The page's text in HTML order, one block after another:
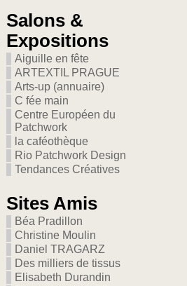
Salons &
Expositions
Aiguille en fête
ARTEXTIL PRAGUE
Arts-up (annuaire)
C fée main
Centre Européen du
Patchwork
la caféothèque
Rio Patchwork Design
Tendances Créatives
Sites Amis
Béa Pradillon
Christine Moulin
Daniel TRAGARZ
Des milliers de tissus
Elisabeth Durandin